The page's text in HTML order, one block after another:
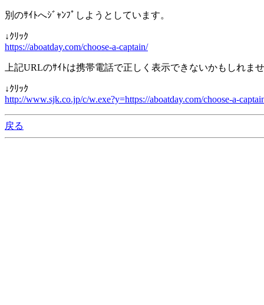
別のｻｲﾄへｼﾞｬﾝﾌﾟしようとしています。
↓ｸﾘｯｸ
https://aboatday.com/choose-a-captain/
上記URLのｻｲﾄは携帯電話で正しく表示できないかもしれ
↓ｸﾘｯｸ
http://www.sjk.co.jp/c/w.exe?y=https://aboatday.com/choose-a-
戻る